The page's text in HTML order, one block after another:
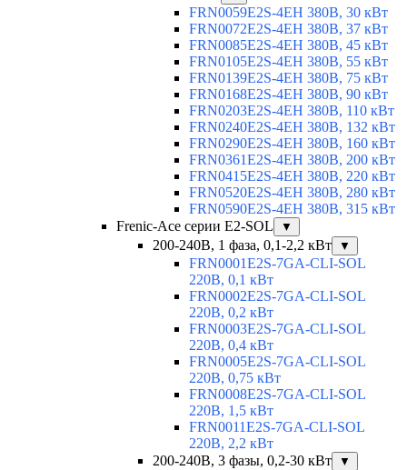
FRN0059E2S-4EH 380В, 30 кВт
FRN0072E2S-4EH 380В, 37 кВт
FRN0085E2S-4EH 380В, 45 кВт
FRN0105E2S-4EH 380В, 55 кВт
FRN0139E2S-4EH 380В, 75 кВт
FRN0168E2S-4EH 380В, 90 кВт
FRN0203E2S-4EH 380В, 110 кВт
FRN0240E2S-4EH 380В, 132 кВт
FRN0290E2S-4EH 380В, 160 кВт
FRN0361E2S-4EH 380В, 200 кВт
FRN0415E2S-4EH 380В, 220 кВт
FRN0520E2S-4EH 380В, 280 кВт
FRN0590E2S-4EH 380В, 315 кВт
Frenic-Ace серии E2-SOL
▼
200-240В, 1 фаза, 0,1-2,2 кВт ▼
FRN0001E2S-7GA-CLI-SOL
220В, 0,1 кВт
FRN0002E2S-7GA-CLI-SOL
220В, 0,2 кВт
FRN0003E2S-7GA-CLI-SOL
220В, 0,4 кВт
FRN0005E2S-7GA-CLI-SOL
220В, 0,75 кВт
FRN0008E2S-7GA-CLI-SOL
220В, 1,5 кВт
FRN0011E2S-7GA-CLI-SOL
220В, 2,2 кВт
200-240В, 3 фазы, 0,2-30 кВт
▼